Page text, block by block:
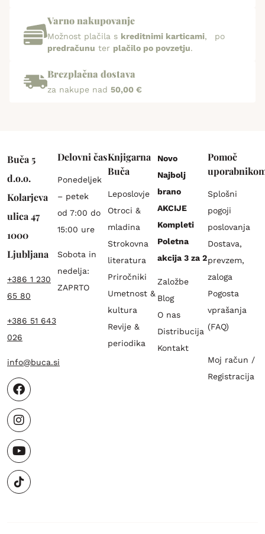
Varno nakupovanje
Možnost plačila s kreditnimi karticami, po
predračunu ter plačilo po povzetju.
Brezplačna dostava
za nakupe nad 50,00 €
Buča 5
d.o.o.
Kolarjeva
ulica 47
1000
Ljubljana
+386 1 230
65 80
+386 51 643
026
info@buca.si
Delovni čas
Ponedeljek
– petek
od 7:00 do
15:00 ure
Sobota in
nedelja:
ZAPRTO
Knjigarna
Buča
Leposlovje
Otroci &
mladina
Strokovna
literatura
Priročniki
Umetnost &
kultura
Revije &
periodika
Novo
Najbolj
brano
AKCIJE
Kompleti
Poletna
akcija 3 za 2
Založbe
Blog
O nas
Distribucija
Kontakt
Pomoč
Splošni
pogoji
poslovanja
Dostava,
prevzem,
zaloga
Pogosta
vprašanja
(FAQ)
Moj račun /
Registracija